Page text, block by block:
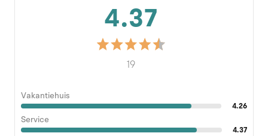
4.37
19
Vakantiehuis
4.26
Service
4.37